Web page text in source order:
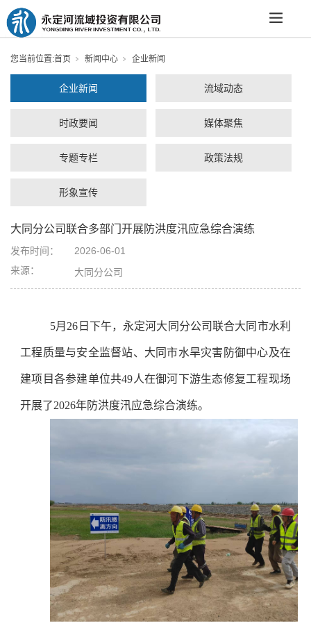
您当前位置:首页 新闻中心 企业新闻
企业新闻 流域动态
时政要闻 媒体聚焦
专题专栏 政策法规
形象宣传
大同分公司联合多部门开展防洪度汛应急综合演练
发布时间：
2026-06-01
来源：
大同分公司
5月26日下午，永定河大同分公司联合大同市水利
工程质量与安全监督站、大同市水旱灾害防御中心及在
建项目各参建单位共49人在御河下游生态修复工程现场
开展了2026年防洪度汛应急综合演练。